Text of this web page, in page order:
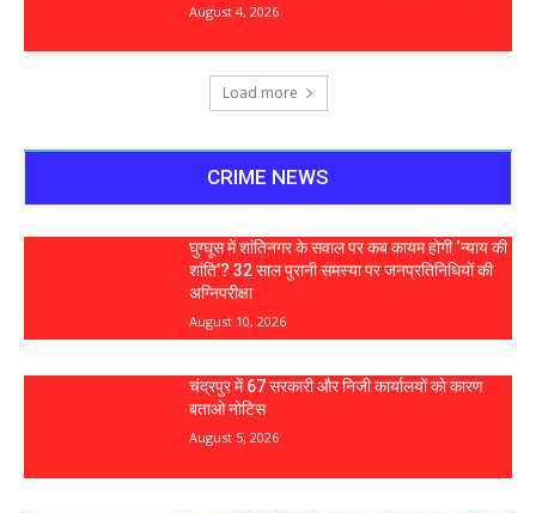
August 4, 2026
Load more
CRIME NEWS
घुग्घूस में शांतिनगर के सवाल पर कब कायम होगी ‘न्याय की
शांति’? 32 साल पुरानी समस्या पर जनप्रतिनिधियों की
अग्निपरीक्षा
August 10, 2026
चंद्रपुर में 67 सरकारी और निजी कार्यालयों को कारण
बताओ नोटिस
August 5, 2026